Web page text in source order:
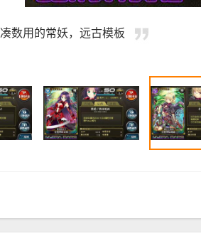
凑数用的常妖，远古模板